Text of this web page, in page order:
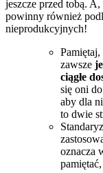
jeszcze przed tobą.
powinny również
nieprodukcyjnych!
zawsze
ciągłe
się oni
aby dla
to dwie
oznacza